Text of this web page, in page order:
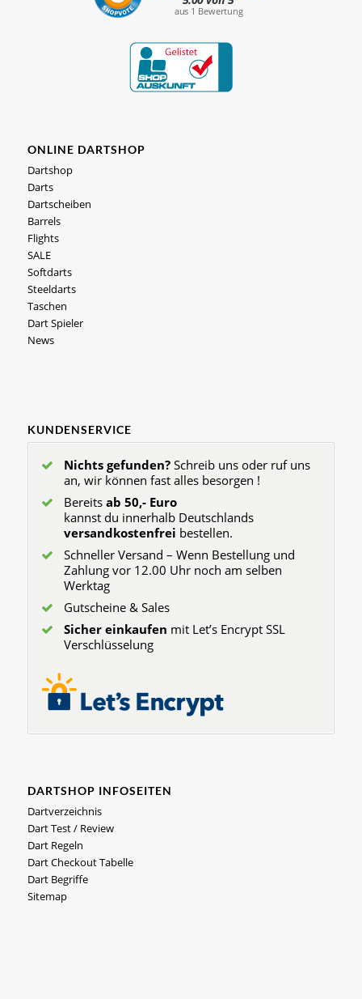
ONLINE DARTSHOP
Dartshop
Darts
Dartscheiben
Barrels
Flights
SALE
Softdarts
Steeldarts
Taschen
Dart Spieler
News
KUNDENSERVICE
Nichts gefunden?Schreib uns oder ruf uns
an, wir können fast alles besorgen !
Bereits ab 50,- Euro
kannst du innerhalb Deutschlands
versandkostenfrei bestellen.
Schneller Versand – Wenn Bestellung und
Zahlung vor 12.00 Uhr noch am selben
Werktag
Gutscheine & Sales
Sicher einkaufen mit Let’s Encrypt SSL
Verschlüsselung
DARTSHOP INFOSEITEN
Dartverzeichnis
Dart Test / Review
Dart Regeln
Dart Checkout Tabelle
Dart Begriffe
Sitemap